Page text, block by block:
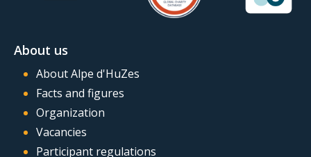
About us
About Alpe d'HuZes
Facts and figures
Organization
Vacancies
Participant regulations